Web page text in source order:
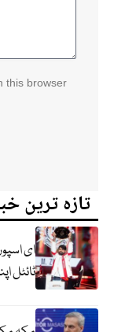
this browser
تازہ ترین
ٹائٹل